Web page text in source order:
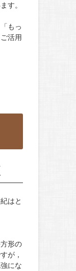
す。
もっ
活用
はと
形の
が，
にな